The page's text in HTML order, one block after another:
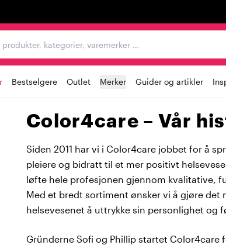
kategorier, varemerker …
Bestselgere Outlet Merker Guider og artikler
Color4care – Vår
Siden 2011 har vi i Color4care jobbet for å
pleiere og bidratt til et mer positivt
løfte hele profesjonen gjennom kvalitative,
Med et bredt sortiment ønsker vi å gjøre det
helsevesenet å uttrykke sin personlighet og
Gründerne Sofi og Phillip startet